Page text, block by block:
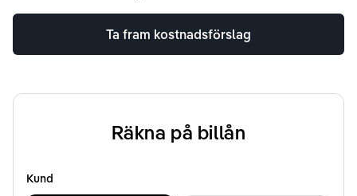
Ta fram kostnadsförslag
Räkna på billån
Kund